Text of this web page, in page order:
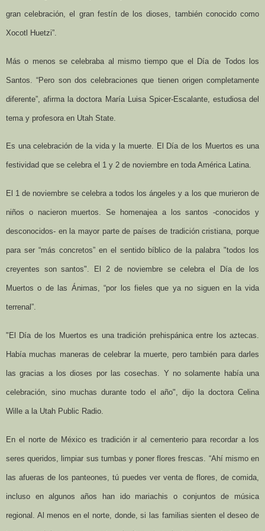
gran celebración, el gran festín de los dioses, también conocido como
Xocotl Huetzi”.
Más o menos se celebraba al mismo tiempo que el Día de Todos los
Santos. “Pero son dos celebraciones que tienen origen completamente
diferente”, afirma la doctora María Luisa Spicer-Escalante, estudiosa del
tema y profesora en Utah State.
Es una celebración de la vida y la muerte. El Día de los Muertos es una
festividad que se celebra el 1 y 2 de noviembre en toda América Latina.
El 1 de noviembre se celebra a todos los ángeles y a los que murieron de
niños o nacieron muertos. Se homenajea a los santos -conocidos y
desconocidos- en la mayor parte de países de tradición cristiana, porque
para ser “más concretos” en el sentido bíblico de la palabra "todos los
creyentes son santos". El 2 de noviembre se celebra el Día de los
Muertos o de las Ánimas, “por los fieles que ya no siguen en la vida
terrenal”.
"El Día de los Muertos es una tradición prehispánica entre los aztecas.
Había muchas maneras de celebrar la muerte, pero también para darles
las gracias a los dioses por las cosechas. Y no solamente había una
celebración, sino muchas durante todo el año", dijo la doctora Celina
Wille a la Utah Public Radio.
En el norte de México es tradición ir al cementerio para recordar a los
seres queridos, limpiar sus tumbas y poner flores frescas. “Ahí mismo en
las afueras de los panteones, tú puedes ver venta de flores, de comida,
incluso en algunos años han ido mariachis o conjuntos de música
regional. Al menos en el norte, donde, si las familias sienten el deseo de